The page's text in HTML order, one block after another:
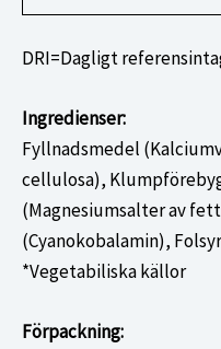
DRI=Dagligt
Ingredienser:
Fyllnadsmedel
cellulosa),
(Magnesiumsalter av
(Cyanokobalamin),
*Vegetabiliska källor
Förpackning: